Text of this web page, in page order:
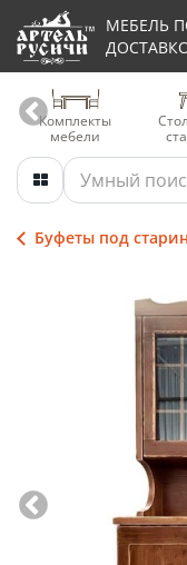
МЕБЕЛЬ
Комплекты
мебели